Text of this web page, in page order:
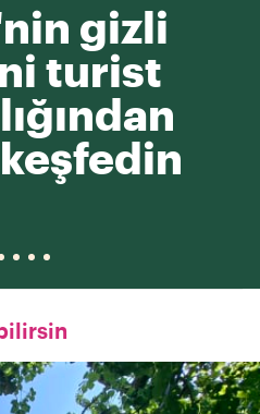
gizli
turist